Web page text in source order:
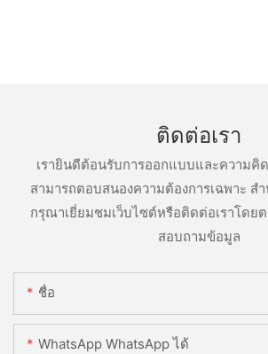
ติดต่อเรา
เรายินดีต้อนรับการออกแบบและความคิ
สามารถตอบสนองความต้องการเฉพาะ ส
กรุณาเยี่ยมชมเว็บไซต์หรือติดต่อเราโดย
สอบถามข้อมูล
ชื่อ
WhatsApp WhatsApp ได้